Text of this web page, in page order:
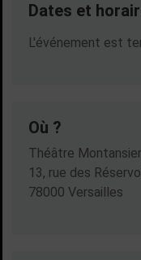
Dates et
Dates en
L'événement est
Où ?
Théâtre Montansier
13, rue des
78000 Versailles